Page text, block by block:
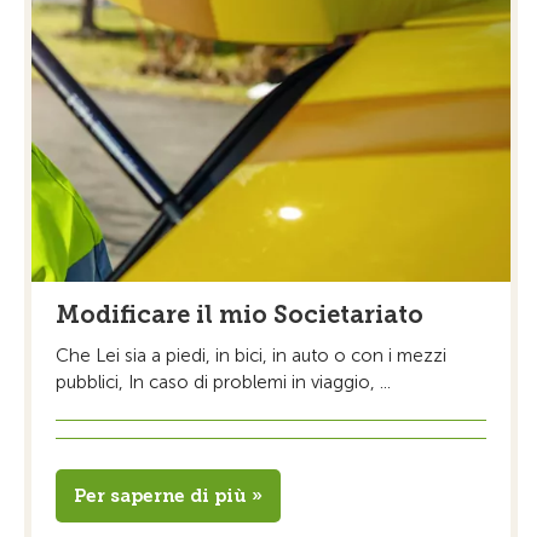
Modificare il mio Societariato
Che Lei sia a piedi, in bici, in auto o con i mezzi
pubblici, In caso di problemi in viaggio, ...
Per saperne di più »